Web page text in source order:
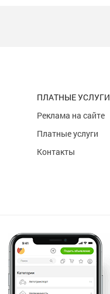
ПЛАТНЫЕ УСЛУГИ
Реклама на сайте
Платные услуги
Контакты